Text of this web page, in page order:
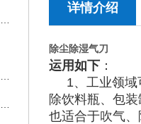
详情介绍
除尘除湿气刀
运用如下 ：
1、工业领域
除饮料瓶、包
也适合于吹气